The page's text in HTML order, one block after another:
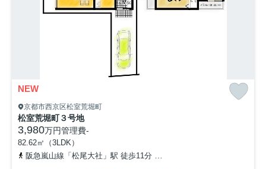
NEW
京都市西京区松室荒堀町
松室荒堀町３号地
3,980万円管理費-
82.62㎡（3LDK）
阪急嵐山線「松尾大社」駅 徒歩11分